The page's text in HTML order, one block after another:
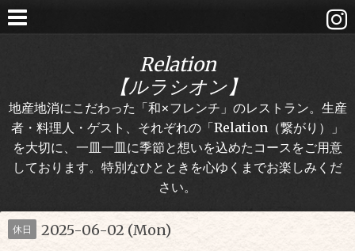
Relation
【ルラシオン】
地産地消にこだわった「和×フレンチ」のレストラン。生産
者・料理人・ゲスト、それぞれの「Relation（繋がり）」
を大切に、一皿一皿に季節と想いを込めたコースをご用意
しております。特別なひとときを心ゆくまでお楽しみくだ
さい。
休日 2025-06-02 (Mon)